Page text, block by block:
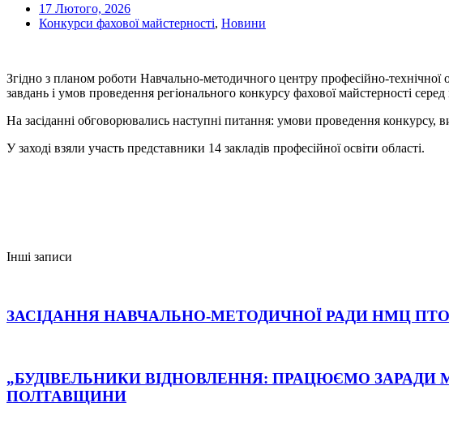
17 Лютого, 2026
Конкурси фахової майстерності, Новини
Згідно з планом роботи Навчально-методичного центру професійно-технічної
завдань і умов проведення регіонального конкурсу фахової майстерності
На засіданні обговорювались наступні питання: умови проведення конкурсу,
У заході взяли участь представники 14 закладів професійної освіти області.
Інші записи
ЗАСІДАННЯ НАВЧАЛЬНО-МЕТОДИЧНОЇ РАДИ НМЦ
„БУДІВЕЛЬНИКИ ВІДНОВЛЕННЯ: ПРАЦЮЄМО
ПОЛТАВЩИНИ